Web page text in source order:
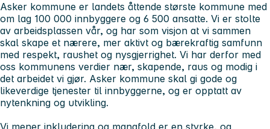
Asker kommune er landets åttende største kommune med
om lag 100 000 innbyggere og 6 500 ansatte. Vi er stolte
av arbeidsplassen vår, og har som visjon at vi sammen
skal skape et nærere, mer aktivt og bærekraftig samfunn
med respekt, raushet og nysgjerrighet. Vi har derfor med
oss kommunens verdier nær, skapende, raus og modig i
det arbeidet vi gjør. Asker kommune skal gi gode og
likeverdige tjenester til innbyggerne, og er opptatt av
nytenkning og utvikling.